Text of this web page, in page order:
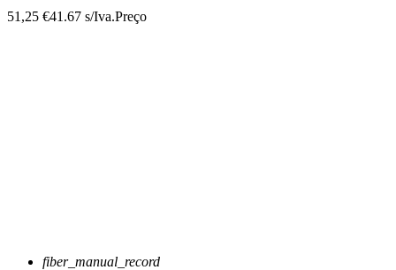
51,25 €41.67 s/Iva.Preço
fiber_manual_record